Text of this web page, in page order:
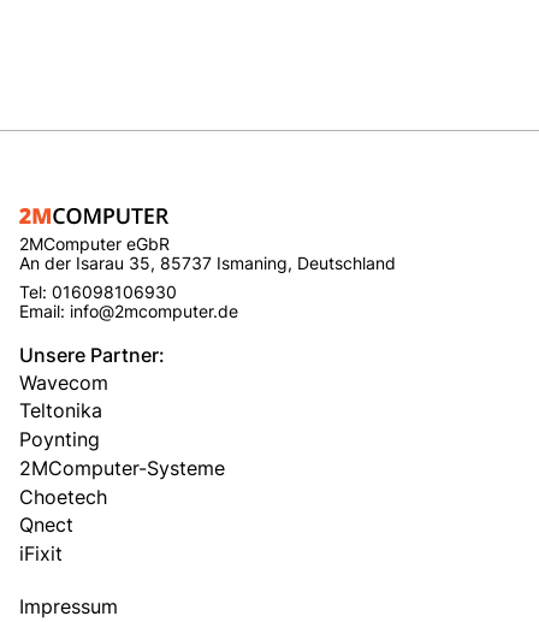
2MComputer eGbR
An der Isarau 35, 85737 Ismaning, Deutschland
Tel: 016098106930
Email: info@2mcomputer.de
Unsere Partner:
Wavecom
Teltonika
Poynting
2MComputer-Systeme
Choetech
Qnect
iFixit
Impressum